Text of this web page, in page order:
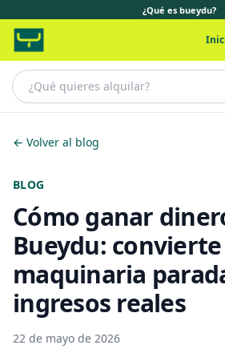
¿Qué es bueydu?
← Volver al blog
BLOG
Cómo ganar
Bueydu:
maquinaria
ingresos reales
22 de mayo de 2026